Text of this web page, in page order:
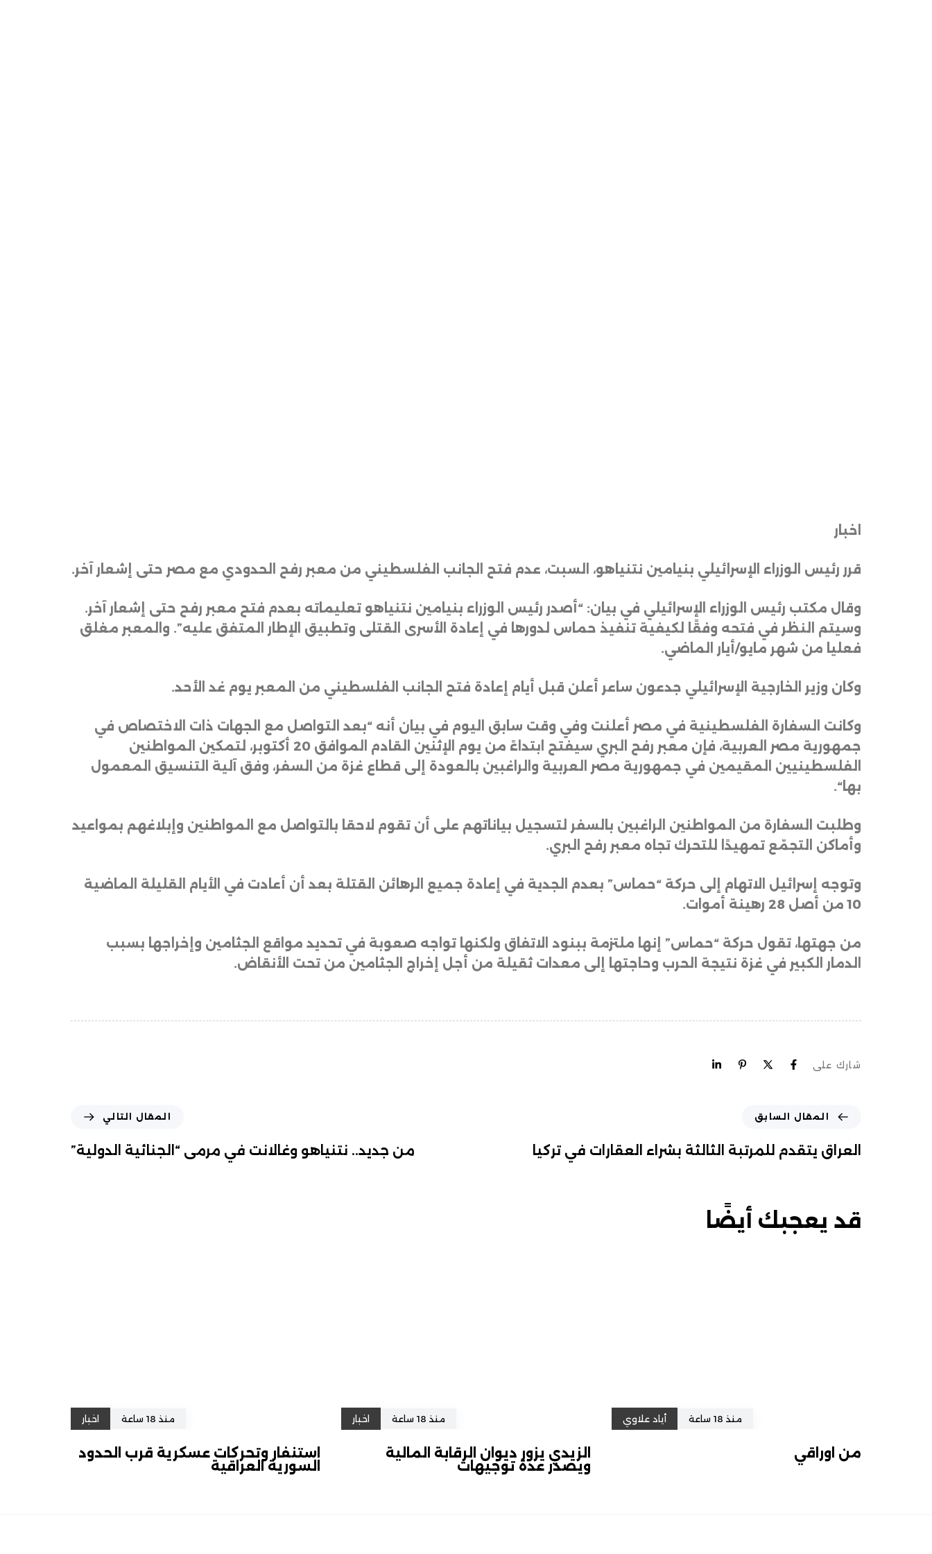
اخبار
قرر رئيس الوزراء الإسرائيلي بنيامين نتنياهو، السبت، عدم فتح الجانب الفلسطيني من معبر رفح الحدودي مع مصر حتى إشعار آخر.
وقال مكتب رئيس الوزراء الإسرائيلي في بيان: “أصدر رئيس الوزراء بنيامين نتنياهو تعليماته بعدم فتح معبر رفح حتى إشعار آخر.
وسيتم النظر في فتحه وفقًا لكيفية تنفيذ حماس لدورها في إعادة الأسرى القتلى وتطبيق الإطار المتفق عليه”. والمعبر مغلق
فعليا من شهر مايو/أيار الماضي.
وكان وزير الخارجية الإسرائيلي جدعون ساعر أعلن قبل أيام إعادة فتح الجانب الفلسطيني من المعبر يوم غد الأحد.
وكانت السفارة الفلسطينية في مصر أعلنت وفي وقت سابق اليوم في بيان أنه “بعد التواصل مع الجهات ذات الاختصاص في
جمهورية مصر العربية، فإن معبر رفح البري سيفتح ابتداءً من يوم الإثنين القادم الموافق 20 أكتوبر، لتمكين المواطنين
الفلسطينيين المقيمين في جمهورية مصر العربية والراغبين بالعودة إلى قطاع غزة من السفر، وفق آلية التنسيق المعمول
بها“.
وطلبت السفارة من المواطنين الراغبين بالسفر لتسجيل بياناتهم على أن تقوم لاحقا بالتواصل مع المواطنين وإبلاغهم بمواعيد
وأماكن التجمّع تمهيدًا للتحرك تجاه معبر رفح البري.
وتوجه إسرائيل الاتهام إلى حركة “حماس” بعدم الجدية في إعادة جميع الرهائن القتلة بعد أن أعادت في الأيام القليلة الماضية
10 من أصل 28 رهينة أموات
.
من جهتها، تقول حركة “حماس” إنها ملتزمة ببنود الاتفاق ولكنها تواجه صعوبة في تحديد مواقع الجثامين وإخراجها بسبب
الدمار الكبير في غزة نتيجة الحرب وحاجتها إلى معدات ثقيلة من أجل إخراج الجثامين من تحت الأنقاض.
شارك على
المقال السابق
العراق يتقدم للمرتبة الثالثة بشراء العقارات في تركيا
المقال التالي
من جديد.. نتنياهو وغالانت في مرمى “الجنائية الدولية”
قد يعجبك أيضًا
منذ 18 ساعة أياد علاوي
من اوراقي
منذ 18 ساعة اخبار
الزيدي يزور ديوان الرقابة المالية
ويصدر عدة توجيهات
منذ 18 ساعة اخبار
استنفار وتحركات عسكرية قرب الحدود
السورية العراقية